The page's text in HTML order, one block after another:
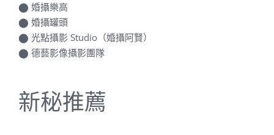
⬤ 婚攝樂高
⬤ 婚攝罐頭
⬤ 光點攝影 Studio（婚攝阿賢）
⬤ 德藝影像攝影團隊
新秘推薦